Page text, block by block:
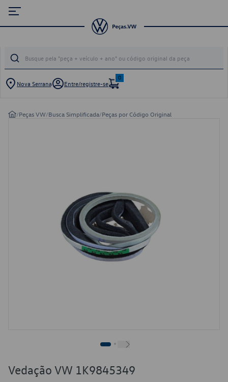
Nova Serrana Entre/registre-se
0
/Peças VW/Busca Simplificada/Peças por Código Original
Vedação VW 1K9845349